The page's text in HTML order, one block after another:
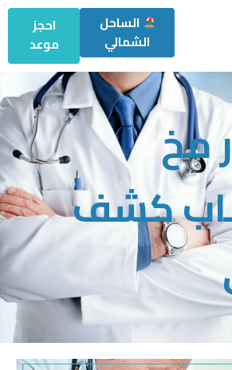
الساحل
الشمالي
احجز
موعد
مخ
كشف